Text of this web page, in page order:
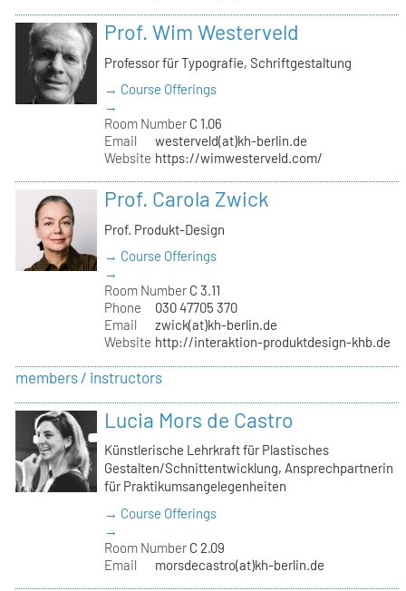
Prof. Wim Westerveld
Professor für Typografie, Schriftgestaltung
→ Course Offerings
→
Room Number C 1.06
Email
westerveld(at)kh-berlin.de
Website https://wimwesterveld.com/
Prof. Carola Zwick
Prof. Produkt-Design
→ Course Offerings
→
Room Number C 3.11
Phone
030 47705 370
Email
zwick(at)kh-berlin.de
Website http://interaktion-produktdesign-khb.de
members / instructors
Lucia Mors de Castro
Künstlerische Lehrkraft für Plastisches
Gestalten/Schnittentwicklung, Ansprechpartnerin
für Praktikumsangelegenheiten
→ Course Offerings
→
Room Number C 2.09
Email
morsdecastro(at)kh-berlin.de